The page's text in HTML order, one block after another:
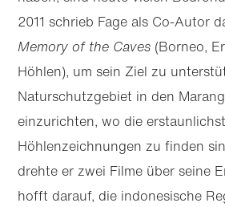
2011 schrieb Fage als Co-Autor
Memory of the Caves (Borneo,
Höhlen), um sein Ziel zu
Naturschutzgebiet in den
einzurichten, wo die
Höhlenzeichnungen zu finden
drehte er zwei Filme über seine
hofft darauf, die indone­sische